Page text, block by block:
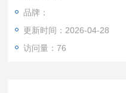
品牌：
更新时间：2026-04-28
访问量：76